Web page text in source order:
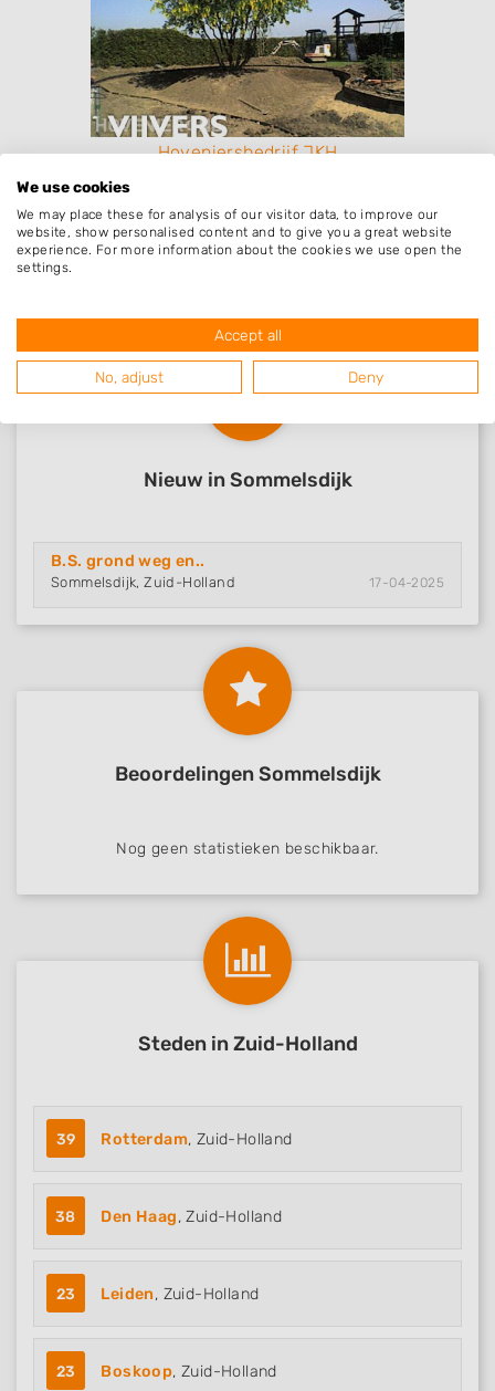
Hoveniersbedrijf JKH
Nieuw in Sommelsdijk
B.S. grond weg en..
Sommelsdijk, Zuid-Holland 17-04-2025
Beoordelingen Sommelsdijk
Nog geen statistieken beschikbaar.
Steden in Zuid-Holland
39 Rotterdam, Zuid-Holland
38 Den Haag, Zuid-Holland
23 Leiden, Zuid-Holland
23 Boskoop, Zuid-Holland
We use cookies
We may place these for analysis of our visitor data, to improve our
website, show personalised content and to give you a great website
experience. For more information about the cookies we use open the
settings.
Accept all
No, adjust Deny